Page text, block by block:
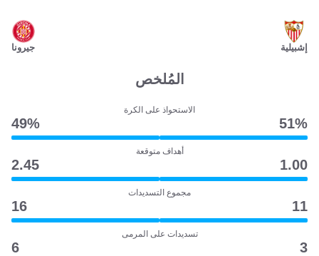
إشبيلية جيرونا
المُلخص
الاستحواذ على الكرة
51‎%‎
49‎%‎
أهداف متوقعة
1.00
2.45
مجموع التسديدات
11
16
تسديدات على المرمى
3
6